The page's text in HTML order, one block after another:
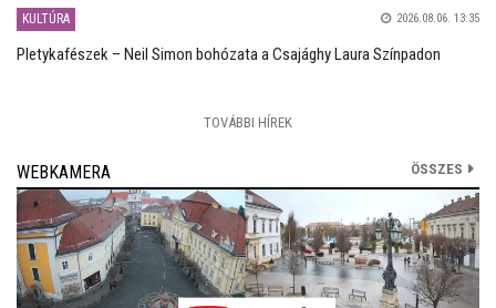
KULTÚRA 2026.08.06. 13:35
Pletykafészek – Neil Simon bohózata a Csajághy Laura Színpadon
TOVÁBBI HÍREK
WEBKAMERA ÖSSZES